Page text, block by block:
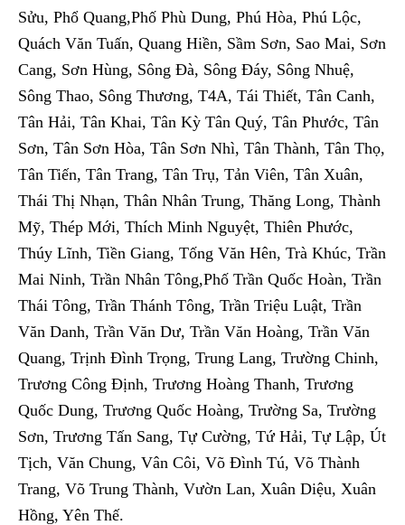
Sửu, Phổ Quang,Phố Phù Dung, Phú Hòa, Phú Lộc,
Quách Văn Tuấn, Quang Hiền, Sầm Sơn, Sao Mai, Sơn
Cang, Sơn Hùng, Sông Đà, Sông Đáy, Sông Nhuệ,
Sông Thao, Sông Thương, T4A, Tái Thiết, Tân Canh,
Tân Hải, Tân Khai, Tân Kỳ Tân Quý, Tân Phước, Tân
Sơn, Tân Sơn Hòa, Tân Sơn Nhì, Tân Thành, Tân Thọ,
Tân Tiến, Tân Trang, Tân Trụ, Tản Viên, Tân Xuân,
Thái Thị Nhạn, Thân Nhân Trung, Thăng Long, Thành
Mỹ, Thép Mới, Thích Minh Nguyệt, Thiên Phước,
Thúy Lĩnh, Tiền Giang, Tống Văn Hên, Trà Khúc, Trần
Mai Ninh, Trần Nhân Tông,Phố Trần Quốc Hoàn, Trần
Thái Tông, Trần Thánh Tông, Trần Triệu Luật, Trần
Văn Danh, Trần Văn Dư, Trần Văn Hoàng, Trần Văn
Quang, Trịnh Đình Trọng, Trung Lang, Trường Chinh,
Trương Công Định, Trương Hoàng Thanh, Trương
Quốc Dung, Trương Quốc Hoàng, Trường Sa, Trường
Sơn, Trương Tấn Sang, Tự Cường, Tứ Hải, Tự Lập, Út
Tịch, Văn Chung, Vân Côi, Võ Đình Tú, Võ Thành
Trang, Võ Trung Thành, Vườn Lan, Xuân Diệu, Xuân
Hồng, Yên Thế.